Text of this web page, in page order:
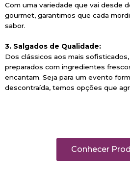
Com uma variedade que vai desde
gourmet, garantimos que cada
sabor.
3. Salgados de Qualidade:
Dos clássicos aos mais
preparados com ingredientes
encantam. Seja para um evento
descontraída, temos opções que
Conhecer